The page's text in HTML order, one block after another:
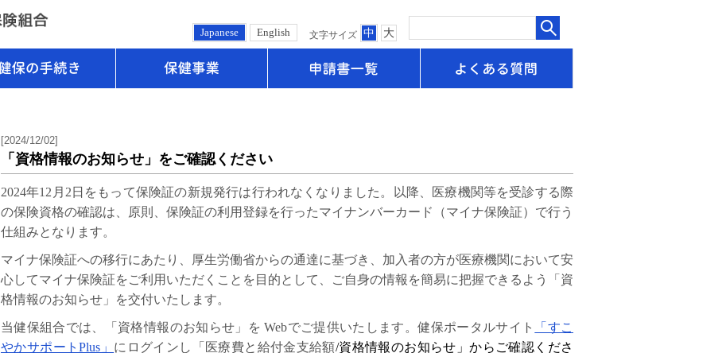
Japanese English 文字サイズ 中 大
[2024/12/02]
「資格情報のお知らせ」をご確認ください
2024年12月2日をもって保険証の新規発行は行われなくなりました。以降、医療機関等を受診する際
の保険資格の確認は、原則、保険証の利用登録を行ったマイナンバーカード（マイナ保険証）で行う
仕組みとなります。
マイナ保険証への移行にあたり、厚生労働省からの通達に基づき、加入者の方が医療機関において安
心してマイナ保険証をご利用いただくことを目的として、ご自身の情報を簡易に把握できるよう「資
格情報のお知らせ」を交付いたします。
当健保組合では、「資格情報のお知らせ」を Webでご提供いたします。健保ポータルサイト
「すこ
やかサポートPlus」 にログインし「医療費と給付金支給額/資格情報のお知らせ 」からご確認くださ